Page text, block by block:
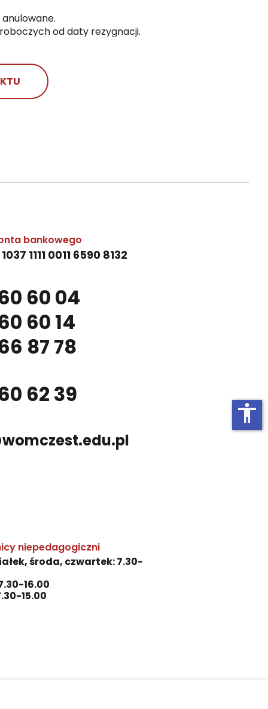
od daty rezygnacji.
bankowego
1111 0011 6590 8132
60 04
60 14
87 78
62 39
niepedagogiczni
środa, czwartek: 7.30-
16.00
15.00
accessibility